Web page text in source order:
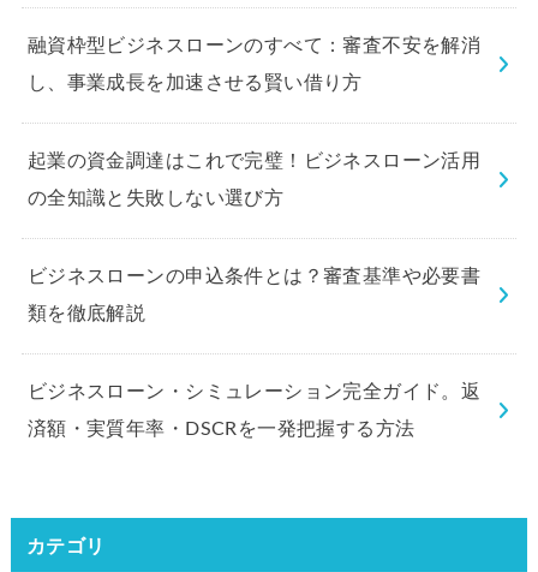
融資枠型ビジネスローンのすべて：審査不安を解消
し、事業成長を加速させる賢い借り方
起業の資金調達はこれで完璧！ビジネスローン活用
の全知識と失敗しない選び方
ビジネスローンの申込条件とは？審査基準や必要書
類を徹底解説
ビジネスローン・シミュレーション完全ガイド。返
済額・実質年率・DSCRを一発把握する方法
カテゴリ